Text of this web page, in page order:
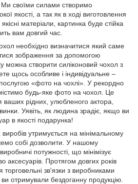
своїми силами створимо
якості, а так як в ході виготовлення
матеріали, картинка буде стійка
вам довгий час.
необхідно визначитися який саме
зображення за допомогою
можна створити силіконовий чохол з
щось особливе і індивідуальне –
«фото на чохлі». У рекордно
будь-яке фото на чохол. Це
рідних, улюбленого актора,
Уявіть, як людина зрадіє, якщо ви
в якості подарунка!
виробів утримується на мінімальному
собі дозволити. У нашому
потужності, що мінімізує
аксесуарів. Протягом довгих років
зв'язки з виробниками
отримували бездоганну продукцію.